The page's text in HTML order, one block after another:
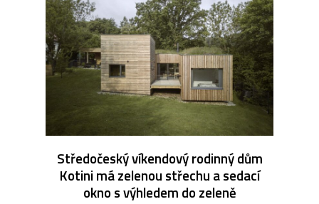
Středočeský víkendový rodinný dům
Kotini má zelenou střechu a sedací
okno s výhledem do zeleně